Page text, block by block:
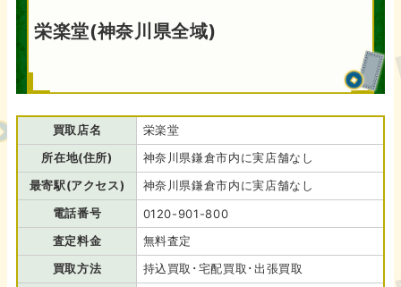
栄楽堂(神奈川県全域)
買取店名
栄楽堂
所在地(住所)
神奈川県鎌倉市内に実店舗なし
最寄駅(アクセス)
神奈川県鎌倉市内に実店舗なし
電話番号
0120-901-800
査定料金
無料査定
買取方法
持込買取･宅配買取･出張買取